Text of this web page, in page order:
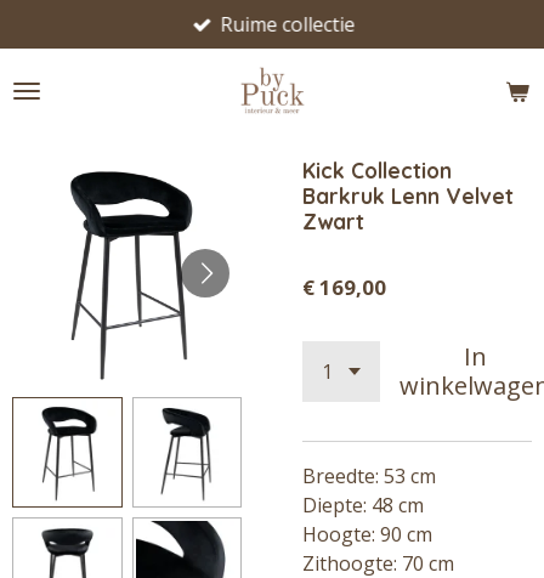
direct
naar
Ruime collectie
Kick Collection
Barkruk Lenn Velvet
Zwart
€ 169,00
In
Breedte: 53 cm
Diepte: 48 cm
Hoogte: 90 cm
Zithoogte: 70 cm